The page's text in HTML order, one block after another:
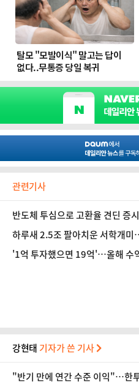
관련기사
반도체 투심으로 고환율 견딘 증
하루새 2.5조 팔아치운 서학개
'1억 투자했으면 19억'…올해 수
강현태 기자가 쓴 기사
"반기 만에 연간 수준 이익"…한